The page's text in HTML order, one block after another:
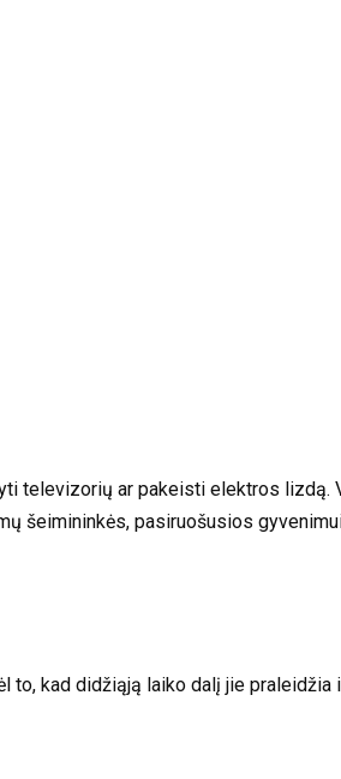
televizorių ar pakeisti elektros lizdą.
šeimininkės, pasiruošusios
to, kad didžiąją laiko dalį jie praleidžia